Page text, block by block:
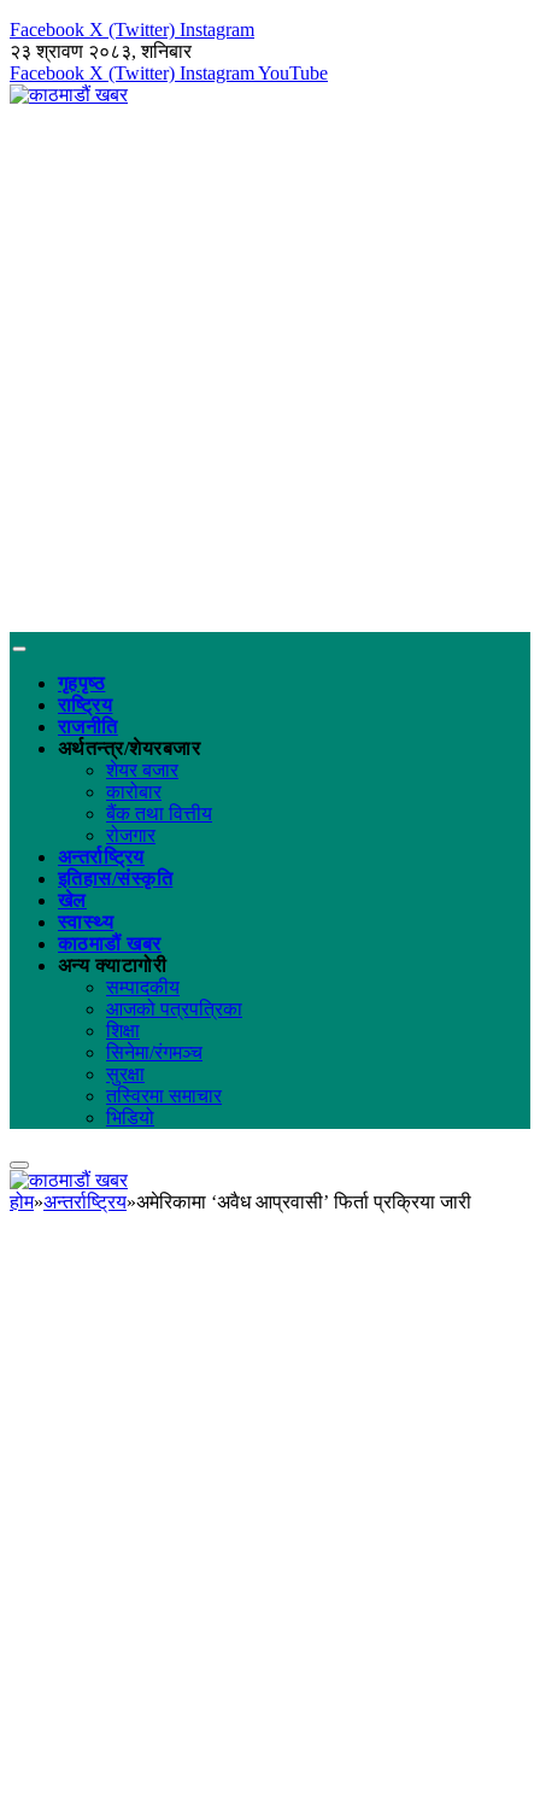
Facebook X (Twitter) Instagram
२३ श्रावण २०८३, शनिबार
Facebook X (Twitter) InstagramYouTube
गृहपृष्ठ
राष्ट्रिय
राजनीति
अर्थतन्त्र/शेयरबजार
शेयर बजार
कारोबार
बैंक तथा वित्तीय
रोजगार
अन्तर्राष्ट्रिय
इतिहास/संस्कृति
खेल
स्वास्थ्य
काठमाडौं खबर
अन्य क्याटागोरी
सम्पादकीय
आजको पत्रपत्रिका
शिक्षा
सिनेमा/रंगमञ्च
सुरक्षा
तस्विरमा समाचार
भिडियो
होम»अन्तर्राष्ट्रिय»अमेरिकामा ‘अवैध आप्रवासी’ फिर्ता प्रक्रिया जारी